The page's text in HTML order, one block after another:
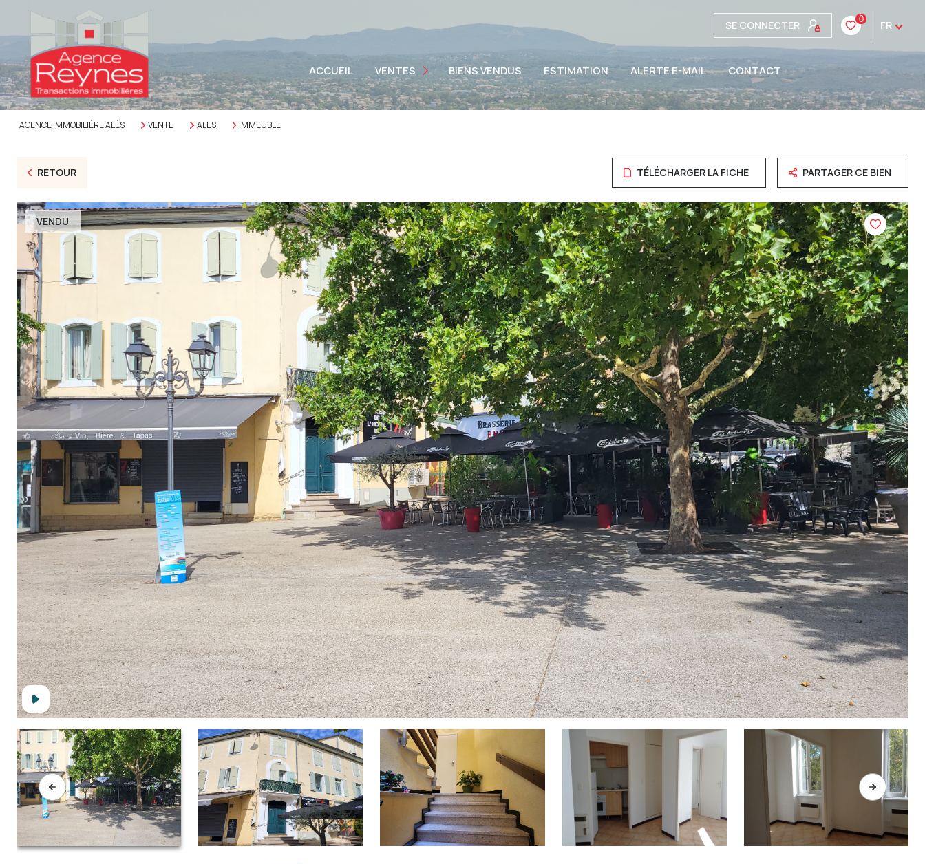
SE CONNECTER 0 FR
ACCUEIL VENTES
APPARTEMENTS
TERRAINS
IMMEUBLES
BIENS VENDUS ESTIMATION ALERTE E-MAIL CONTACT
AGENCE IMMOBILIÈRE ALÈS VENTE ALES IMMEUBLE
RETOUR TÉLÉCHARGER LA FICHE PARTAGER CE BIEN
VENDU